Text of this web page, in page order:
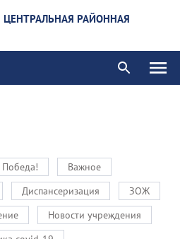
ЦЕНТРАЛЬНАЯ РАЙОННАЯ
Победа!
Важное
Диспансеризация
ЗОЖ
Новости учреждения